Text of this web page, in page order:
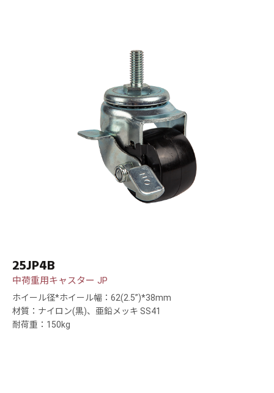
25JP4B
中荷重用キャスター JP
ホイール径*ホイール幅：62(2.5”)*38mm
材質：ナイロン(黒)、亜鉛メッキ SS41
耐荷重：150kg